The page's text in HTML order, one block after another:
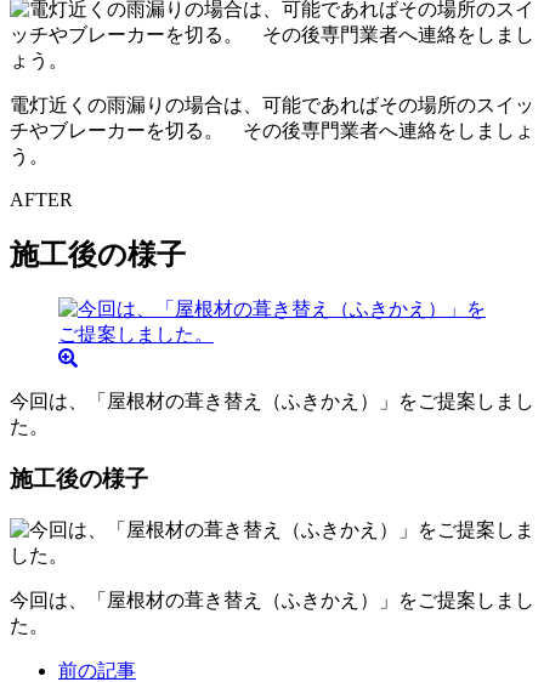
電灯近くの雨漏りの場合は、可能であればその場所のスイッ
チやブレーカーを切る。 その後専門業者へ連絡をしましょ
う。
AFTER
施工後の様子
今回は、「屋根材の葺き替え（ふきかえ）」をご提案しまし
た。
施工後の様子
今回は、「屋根材の葺き替え（ふきかえ）」をご提案しまし
た。
前の記事